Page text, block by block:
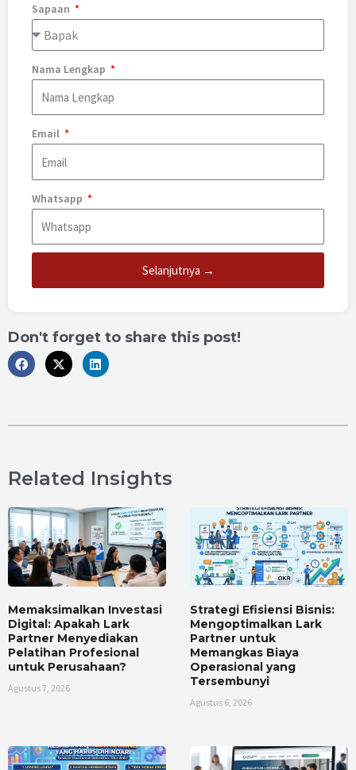
Sapaan
Nama Lengkap
Email
Whatsapp
Selanjutnya →
Don't forget to share this post!
Related Insights
Memaksimalkan Investasi
Digital: Apakah Lark
Partner Menyediakan
Pelatihan Profesional
untuk Perusahaan?
Agustus 7, 2026
Strategi Efisiensi Bisnis:
Mengoptimalkan Lark
Partner untuk
Memangkas Biaya
Operasional yang
Tersembunyi
Agustus 6, 2026